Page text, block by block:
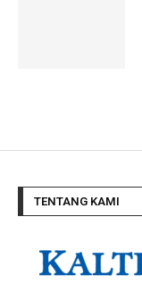
TENTANG KAMI